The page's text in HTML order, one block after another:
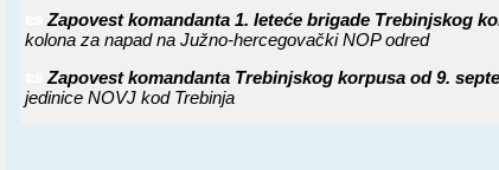
Zapovest komandanta 1. leteće brigade Trebinjskog
kolona za napad na Južno-hercegovački NOP odred
Zapovest komandanta Trebinjskog korpusa od 9.
jedinice NOVJ kod Trebinja